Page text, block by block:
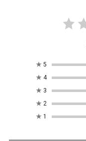
★ 5
★ 4
★ 3
★ 2
★ 1